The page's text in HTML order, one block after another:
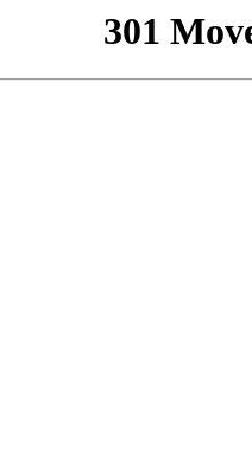
301